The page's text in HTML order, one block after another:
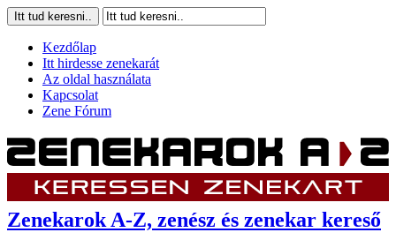
Kezdőlap
Itt hirdesse zenekarát
Az oldal használata
Kapcsolat
Zene Fórum
Zenekarok A-Z, zenész és zenekar kereső